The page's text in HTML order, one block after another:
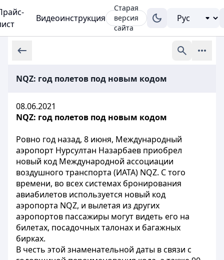
Видеоинструкция
Старая
версия
сайта
NQZ: год полетов под новым кодом
08.06.2021
NQZ: год полетов под новым кодом
Ровно год назад, 8 июня, Международный
аэропорт Нурсултан Назарбаев приобрел
новый код Международной ассоциации
воздушного транспорта (ИАТА) NQZ. С того
времени, во всех системах бронирования
авиабилетов используется новый код
аэропорта NQZ, и вылетая из других
аэропортов пассажиры могут видеть его на
билетах, посадочных талонах и багажных
бирках.
В честь этой знаменательной даты в связи с